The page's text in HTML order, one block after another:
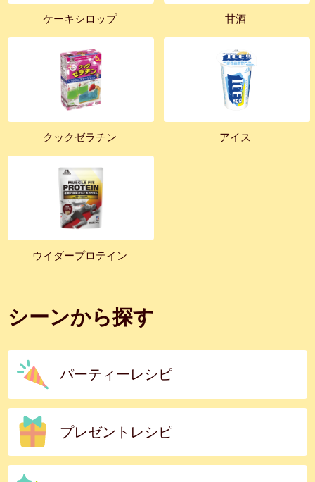
ケーキシロップ 甘酒
クックゼラチン アイス
ウイダープロテイン
シーンから探す
パーティーレシピ
プレゼントレシピ